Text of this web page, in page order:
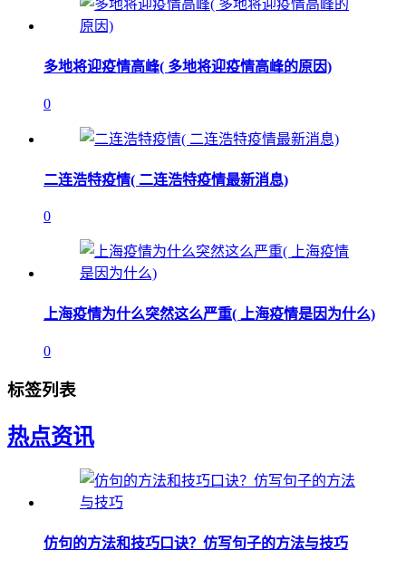
多地将迎疫情高峰( 多地将迎疫情高峰的原因)
0
二连浩特疫情( 二连浩特疫情最新消息)
0
上海疫情为什么突然这么严重( 上海疫情是因为什么)
0
标签列表
热点资讯
仿句的方法和技巧口诀？仿写句子的方法与技巧